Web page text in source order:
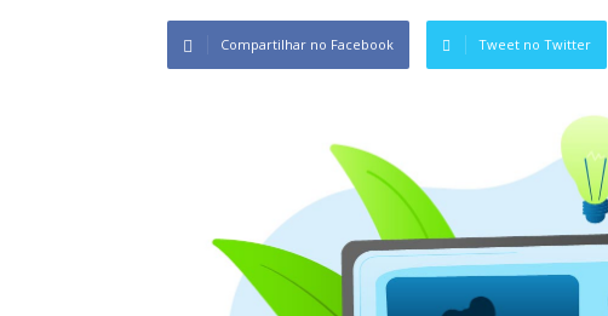
Compartilhar no Facebook Tweet no Twitter